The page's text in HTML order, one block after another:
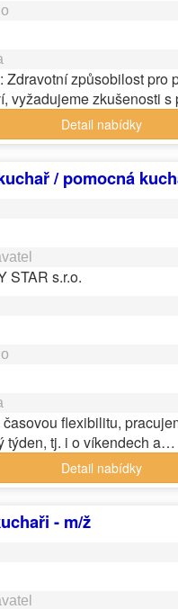
Zdravotní způsobilost pro
vyžadujeme zkušenosti
Detail nabídky
/ pomocná
STAR s.r.o.
flexibilitu,
týden, tj. i o víkendech a…
Detail nabídky
- m/ž